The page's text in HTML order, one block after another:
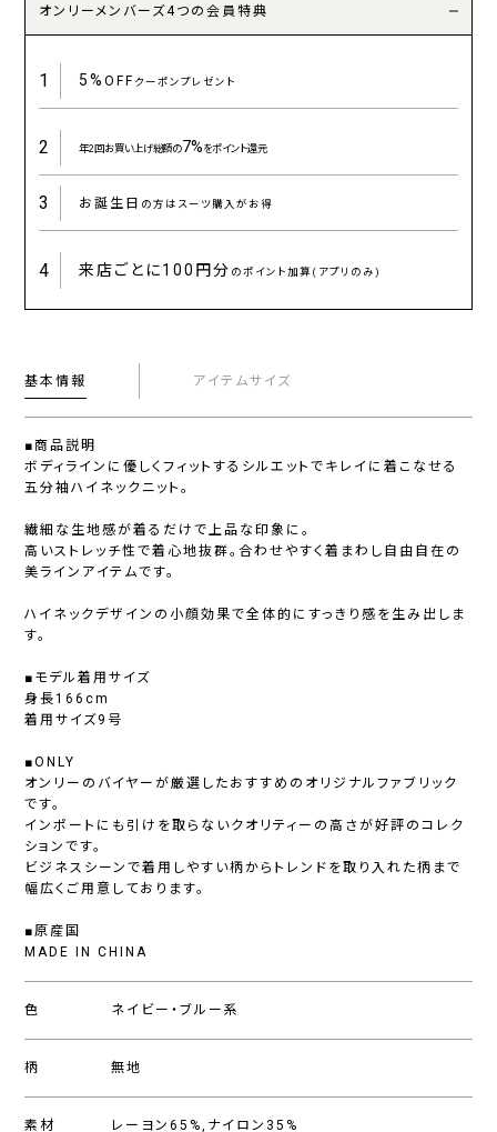
オンリーメンバーズ4つの会員特典
1 5%OFFクーポンプレゼント
2 年2回お買い上げ総額の7%をポイント還元
3 お誕生日 の方はスーツ購入がお得
4 来店ごとに100円分 のポイント加算(アプリのみ)
基本情報 アイテムサイズ
■商品説明
ボディラインに優しくフィットするシルエットでキレイに着こなせる
五分袖ハイネックニット。
繊細な生地感が着るだけで上品な印象に。
高いストレッチ性で着心地抜群。合わせやすく着まわし自由自在の
美ラインアイテムです。
ハイネックデザインの小顔効果で全体的にすっきり感を生み出しま
す。
■モデル着用サイズ
身長166cm
着用サイズ9号
■ONLY
オンリーのバイヤーが厳選したおすすめのオリジナルファブリック
です。
インポートにも引けを取らないクオリティーの高さが好評のコレク
ションです。
ビジネスシーンで着用しやすい柄からトレンドを取り入れた柄まで
幅広くご用意しております。
■原産国
MADE IN CHINA
色 ネイビー・ブルー系
柄 無地
素材 レーヨン65%,ナイロン35%